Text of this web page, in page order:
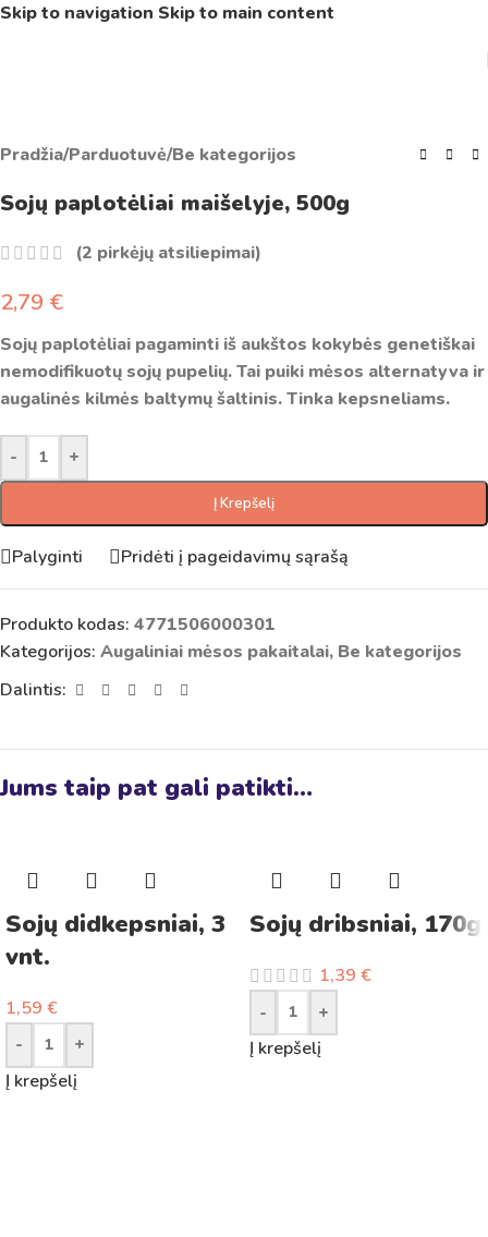
Skip to navigation Skip to main content
Pradžia/Parduotuvė/Be kategorijos
Sojų paplotėliai maišelyje, 500g
(2 pirkėjų atsiliepimai)
2,79 €
Sojų paplotėliai pagaminti iš aukštos kokybės genetiškai
nemodifikuotų sojų pupelių. Tai puiki mėsos alternatyva ir
augalinės kilmės baltymų šaltinis. Tinka kepsneliams.
- +
Į Krepšelį
Palyginti Pridėti į pageidavimų sąrašą
Produkto kodas: 4771506000301
Kategorijos: Augaliniai mėsos pakaitalai, Be kategorijos
Dalintis:
Jums taip pat gali patikti…
Sojų didkepsniai, 3
vnt.
1,59 €
-
+
Į krepšelį
Sojų dribsniai, 170g
1,39 €
-
+
Į krepšelį